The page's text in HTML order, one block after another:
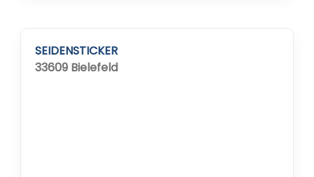
SEIDENSTICKER
33609 Bielefeld